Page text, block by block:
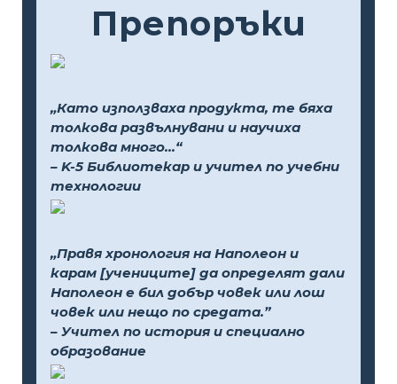
Препоръки
„Като използваха продукта, те бяха
толкова развълнувани и научиха
толкова много...“
– K-5 Библиотекар и учител по учебни
технологии
„Правя хронология на Наполеон и
карам [учениците] да определят дали
Наполеон е бил добър човек или лош
човек или нещо по средата.”
– Учител по история и специално
образование